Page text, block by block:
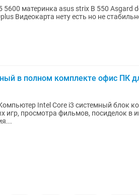
5600 материнка asus strix B 550 Asgard
Видеокарта нету есть но не стабильно
в полном комплекте офис ПК
Intel Core i3 системный блок
игр, просмотра фильмов, посиделок в